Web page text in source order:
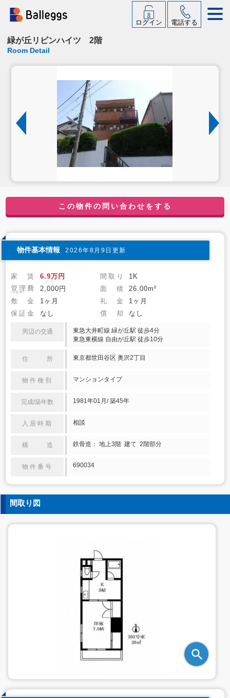
ログイン 電話する
緑が丘リビンハイツ 2階
Room Detail
この物件の問い合わせをする
物件基本情報 2026年8月9日更新
家 賃 6.9万円 間取り
1K
管理費
(共益費) 2,000円 面 積
26.00m²
敷 金
1ヶ月 礼 金
1ヶ月
保証金
なし 償 却 なし
周辺の交通
東急大井町線 緑が丘駅 徒歩4分
東急東横線 自由が丘駅 徒歩10分
住 所 東京都世田谷区 奥沢2丁目
物件種別 マンションタイプ
完成/築年数 1981年01月/ 築45年
入居時期 相談
構 造 鉄骨造： 地上3階 建て 2階部分
物件番号 690034
間取り図